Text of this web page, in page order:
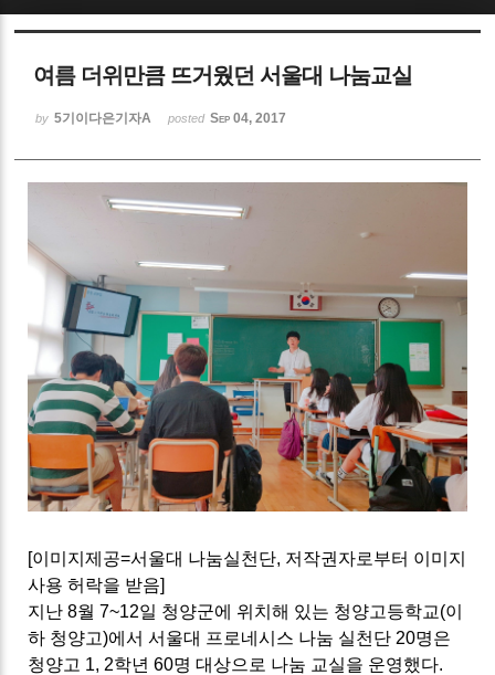
여름 더위만큼 뜨거웠던 서울대 나눔교실
by 5기이다은기자A posted Sep 04, 2017
[이미지제공=서울대 나눔실천단, 저작권자로부터 이미지
사용 허락을 받음]
지난8월7~12일 청양군에 위치해 있는 청양고등학교(이
하 청양고)에서 서울대 프로네시스 나눔 실천단 20명은
청양고 1, 2학년60명 대상으로 나눔 교실을 운영했다.
Sketchbook5, 스케치북5
Sketchbook5, 스케치북5